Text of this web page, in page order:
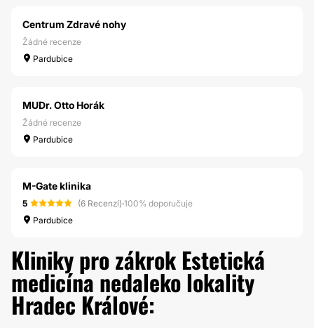
Centrum Zdravé nohy
Žádné recenze
Pardubice
MUDr. Otto Horák
Žádné recenze
Pardubice
M-Gate klinika
5 (6 Recenzí)·100% doporučuje
Pardubice
Kliniky pro zákrok Estetická
medicína nedaleko lokality
Hradec Králové: